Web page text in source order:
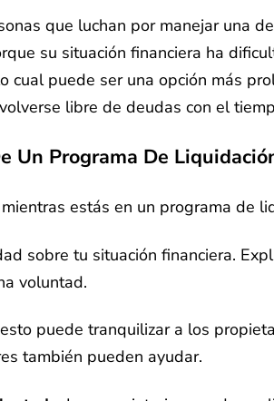
que luchan por manejar una
su situación financiera ha
puede ser una opción más
libre de deudas con el
Programa De
estás en un programa de
sobre tu situación financiera.
voluntad.
puede tranquilizar a los
también pueden ayudar.